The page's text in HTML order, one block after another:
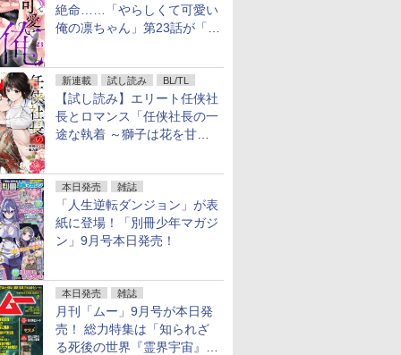
絶命……「やらしくて可愛い
俺の凛ちゃん」第23話が「コ
新連載 試し読み BL/TL
【試し読み】エリート任侠社
長とロマンス「任侠社長の一
途な執着 ～獅子は花を甘く
本日発売 雑誌
「人生逆転ダンジョン」が表
紙に登場！「別冊少年マガジ
ン」9月号本日発売！
本日発売 雑誌
月刊「ムー」9月号が本日発
売！ 総力特集は「知られざ
る死後の世界『霊界宇宙』の